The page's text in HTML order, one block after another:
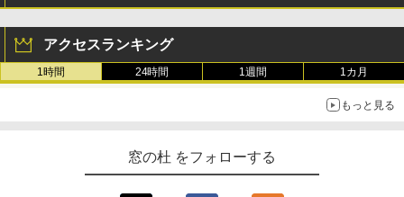
E-Ink搭載 58g軽量 カードサイズ 16GB内
蔵 SD対応 ミストレグレー
￥12,900
アクセスランキング
1時間 24時間 1週間 1カ月
もっと見る
窓の杜 をフォローする